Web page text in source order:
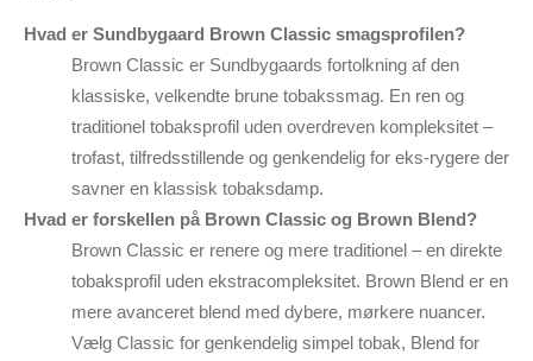
Hvad er Sundbygaard Brown Classic smagsprofilen?
Brown Classic er Sundbygaards fortolkning af den
klassiske, velkendte brune tobakssmag. En ren og
traditionel tobaksprofil uden overdreven kompleksitet –
trofast, tilfredsstillende og genkendelig for eks-rygere der
savner en klassisk tobaksdamp.
Hvad er forskellen på Brown Classic og Brown Blend?
Brown Classic er renere og mere traditionel – en direkte
tobaksprofil uden ekstracompleksitet. Brown Blend er en
mere avanceret blend med dybere, mørkere nuancer.
Vælg Classic for genkendelig simpel tobak, Blend for